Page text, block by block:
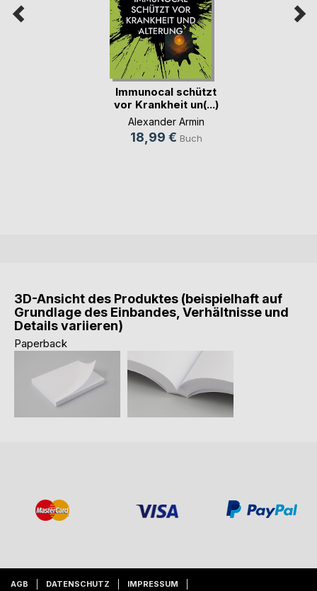
Immunocal schützt
vor Krankheit un(...)
Alexander Armin
18,99 € Buch
3D-Ansicht des Produktes (beispielhaft auf
Grundlage des Einbandes, Verhältnisse und
Details variieren)
Paperback
AGB DATENSCHUTZ IMPRESSUM